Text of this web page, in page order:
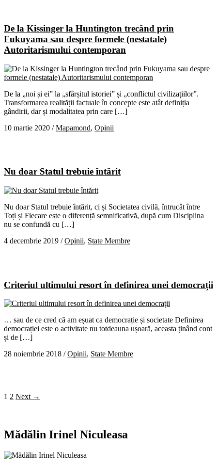
De la Kissinger la Huntington trecând prin
Fukuyama sau despre formele (nestatale)
Autoritarismului contemporan
De la „noi și ei” la „sfârșitul istoriei” și „conflictul civilizațiilor”.
Transformarea realității factuale în concepte este atât definiția
gândirii, dar și modalitatea prin care […]
10 martie 2020 /Mapamond, Opinii
Nu doar Statul trebuie întărit
Nu doar Statul trebuie întărit, ci și Societatea civilă, întrucât între
Toți și Fiecare este o diferență semnificativă, după cum Disciplina
nu se confundă cu […]
4 decembrie 2019 /Opinii, State Membre
Criteriul ultimului resort în definirea unei democrații
… sau de ce cred că am eșuat ca democrație și societate Definirea
democrației este o activitate nu totdeauna ușoară, aceasta ținând cont
și de […]
28 noiembrie 2018 /Opinii, State Membre
1 2 Next →
Mădălin Irinel Niculeasa